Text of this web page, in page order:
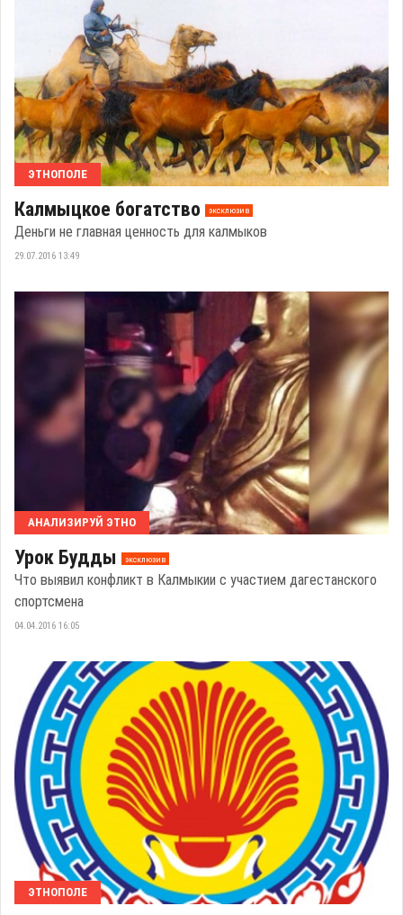
ЭТНОПОЛЕ
Калмыцкое богатство эксклюзив
Деньги не главная ценность для калмыков
29.07.2016 13:49
АНАЛИЗИРУЙ ЭТНО
Урок Будды эксклюзив
Что выявил конфликт в Калмыкии с участием дагестанского
спортсмена
04.04.2016 16:05
ЭТНОПОЛЕ